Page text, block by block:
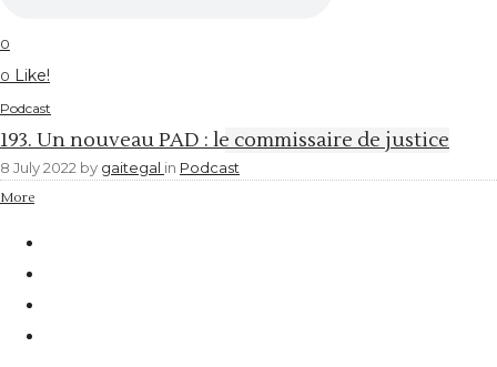
0
0 Like!
Podcast
193. Un nouveau PAD : le commissaire de justice
8 July 2022 by gaitegal in Podcast
More